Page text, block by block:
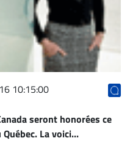
10:15:00
seront honorées ce
La voici...